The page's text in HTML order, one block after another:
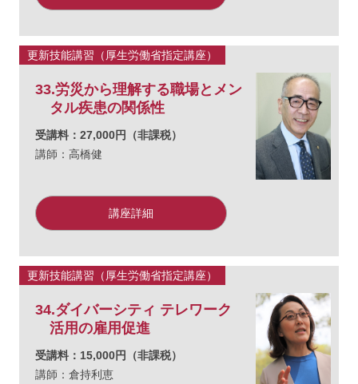
更新技能講習（厚生労働省指定講座）
33.労災から理解する職場とメン
タル疾患の関係性
受講料：27,000円（非課税）
講師：高橋健
講座詳細
更新技能講習（厚生労働省指定講座）
34.ダイバーシティ テレワーク
活用の雇用促進
受講料：15,000円（非課税）
講師：倉持利恵